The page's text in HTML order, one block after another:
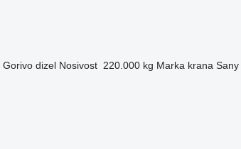
Gorivo dizel Nosivost 220.000 kg Marka krana Sany